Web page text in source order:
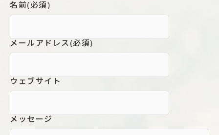
名前(必須)
メールアドレス (必須)
ウェブサイト
メッセージ